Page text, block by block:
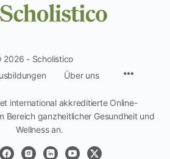
2026 - Scholistico
Über uns
international akkreditierte Online-
Bereich ganzheitlicher Gesundheit und
Wellness an.